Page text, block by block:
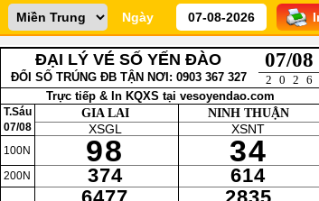
ĐẠI LÝ VÉ SỐ YẾN ĐÀO
ĐỔI SỐ TRÚNG ĐB TẬN NƠI: 0903 367 327
07/08
2026
Trực tiếp & In KQXS tại vesoyendao.com
T.Sáu
07/08
100N
200N
GIA LAI
XSGL
98
374
NINH THUẬN
XSNT
34
614
Ngày